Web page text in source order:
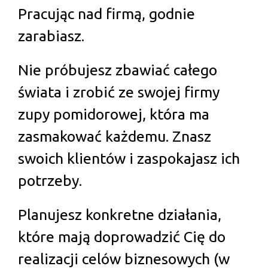
Pracując nad firmą, godnie
zarabiasz.
Nie próbujesz zbawiać całego
świata i zrobić ze swojej firmy
zupy pomidorowej, która ma
zasmakować każdemu. Znasz
swoich klientów i zaspokajasz ich
potrzeby.
Planujesz konkretne działania,
które mają doprowadzić Cię do
realizacji celów biznesowych (w